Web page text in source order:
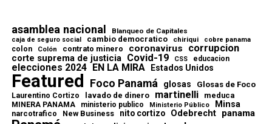
asamblea nacional Blanqueo de Capitales
caja de seguro social cambio democratico chiriqui cobre panama
colon Colón contrato minero coronavirus corrupcion
corte suprema de justicia Covid-19 CSS educacion
elecciones 2024 EN LA MIRA Estados Unidos
Featured Foco Panamá glosas Glosas de Foco
Laurentino Cortizo lavado de dinero martinelli meduca
MINERA PANAMA ministerio publico Ministerio Público Minsa
narcotrafico New Business nito cortizo Odebrecht panama